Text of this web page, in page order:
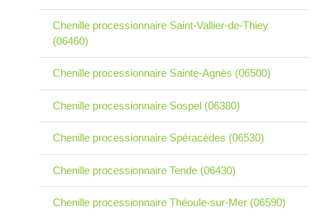
Chenille processionnaire Saint-Vallier-de-Thiey
(06460)
Chenille processionnaire Sainte-Agnès (06500)
Chenille processionnaire Sospel (06380)
Chenille processionnaire Spéracèdes (06530)
Chenille processionnaire Tende (06430)
Chenille processionnaire Théoule-sur-Mer (06590)